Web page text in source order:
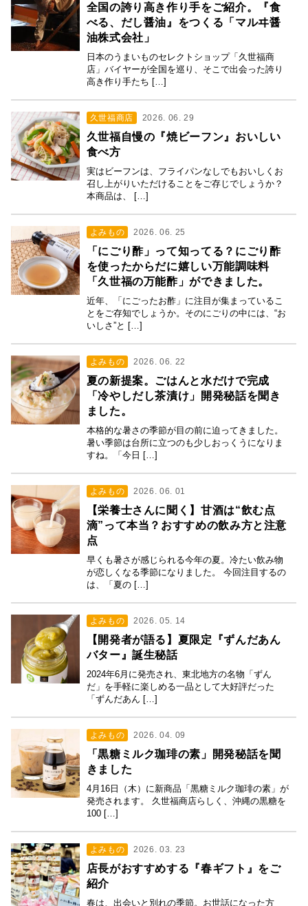
全国の誇り高き作り手をご紹介。『食
べる、だし醤油』をつくる「マルヰ醤
油株式会社」
日本のうまいものセレクトショップ「久世福商
店」バイヤーが全国を巡り、そこで出会った誇り
高き作り手たち […]
久世福商店 2026. 06. 29
久世福自慢の『焼ビーフン』おいしい
食べ方
実はビーフンは、フライパンなしでもおいしくお
召し上がりいただけることをご存じでしょうか？
本商品は、 […]
よみもの 2026. 06. 25
「にごり酢」って知ってる？にごり酢
を使ったからだに嬉しい万能調味料
「久世福の万能酢」ができました。
近年、「にごったお酢」に注目が集まっているこ
とをご存知でしょうか。そのにごりの中には、“お
いしさ”と […]
よみもの 2026. 06. 22
夏の新提案。ごはんと水だけで完成
「冷やしだし茶漬け」開発秘話を聞き
ました。
本格的な暑さの季節が目の前に迫ってきました。
暑い季節は台所に立つのも少しおっくうになりま
すね。「今日 […]
よみもの 2026. 06. 01
【栄養士さんに聞く】甘酒は“飲む点
滴”って本当？おすすめの飲み方と注意
点
早くも暑さが感じられる今年の夏。冷たい飲み物
が恋しくなる季節になりました。 今回注目するの
は、「夏の […]
よみもの 2026. 05. 14
【開発者が語る】夏限定『ずんだあん
バター』誕生秘話
2024年6月に発売され、東北地方の名物「ずん
だ」を手軽に楽しめる一品として大好評だった
「ずんだあん […]
よみもの 2026. 04. 09
「黒糖ミルク珈琲の素」開発秘話を聞
きました
4月16日（木）に新商品「黒糖ミルク珈琲の素」が
発売されます。 久世福商店らしく、沖縄の黒糖を
100 […]
よみもの 2026. 03. 23
店長がおすすめする『春ギフト』をご
紹介
春は、出会いと別れの季節。お世話になった方